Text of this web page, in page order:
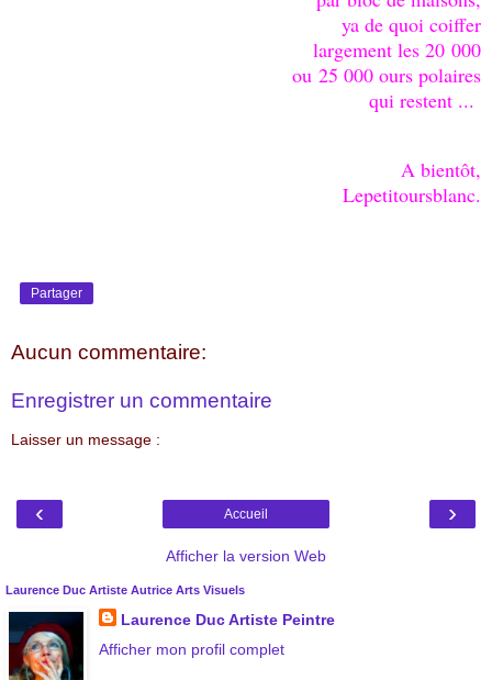
ya de quoi coiffer
largement les 20 000
ou 25 000 ours polaires
qui restent ...
A bientôt,
Lepetitoursblanc.
Partager
Aucun commentaire:
Enregistrer un commentaire
Laisser un message :
‹ ›
Accueil
Afficher la version Web
Laurence Duc Artiste Autrice Arts Visuels
Laurence Duc Artiste Peintre
Afficher mon profil complet